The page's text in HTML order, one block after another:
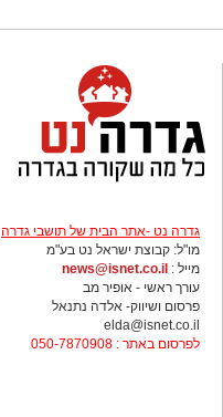
גדרה נט -אתר הבית של תושבי גדרה
מו"ל: קבוצת ישראל נט בע"מ
מייל : news@isnet.co.il
עורך ראשי - אופיר מב
פרסום ושיווק- אלדה נתנאל
elda@isnet.co.il
לפרסום באתר : 050-7870908